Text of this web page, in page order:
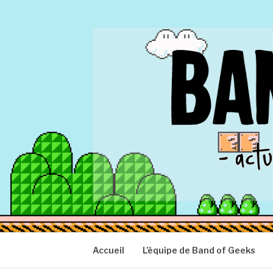
BAND OF
Actu Geek d'hier et d'aujourd'hui
Accueil L’équipe de Band of Geeks